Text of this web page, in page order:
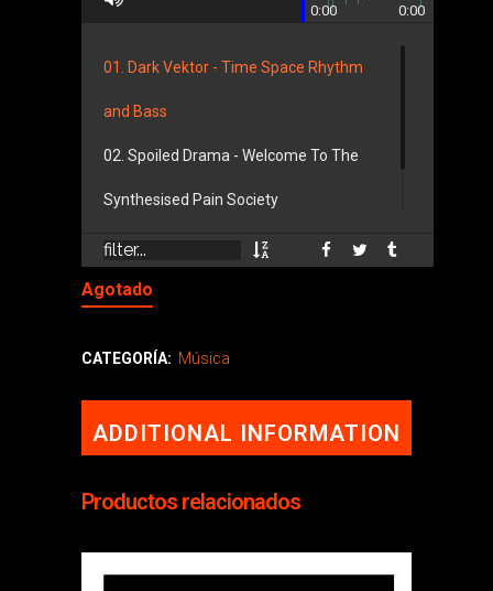
0:00
0:00
01. Dark Vektor - Time Space Rhythm
and Bass
02. Spoiled Drama - Welcome To The
Synthesised Pain Society
03. Univac - Collider
Agotado
CATEGORÍA: Música
ADDITIONAL INFORMATION
Productos relacionados